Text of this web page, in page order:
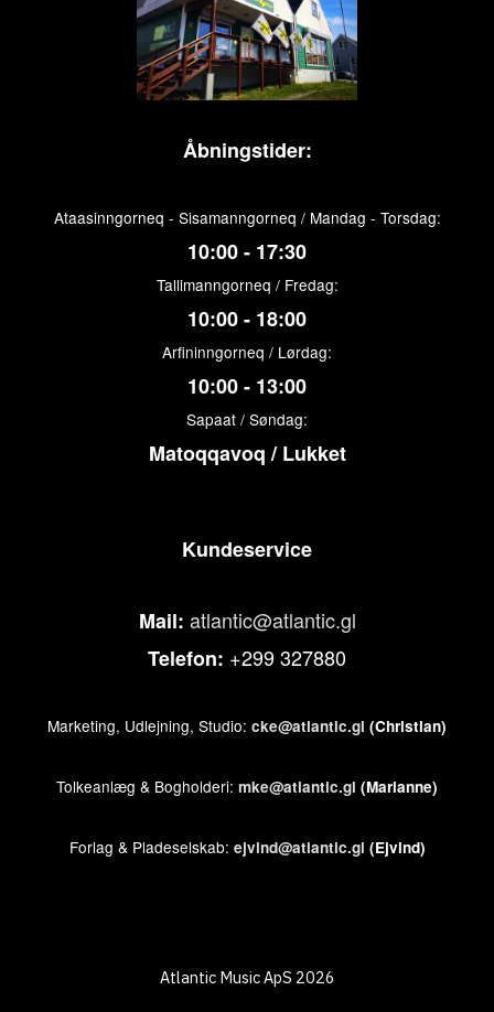
Åbningstider:
Ataasinngorneq - Sisamanngorneq / Mandag - Torsdag:
10:00 - 17:30
Tallimanngorneq / Fredag:
10:00 - 18:00
Arfininngorneq / Lørdag:
10:00 - 13:00
Sapaat / Søndag:
Matoqqavoq / Lukket
Kundeservice
Mail: atlantic@atlantic.gl
Telefon: +299 327880
Marketing, Udlejning, Studio: cke@atlantic.gl (Christian)
Tolkeanlæg & Bogholderi: mke@atlantic.gl (Marianne)
Forlag & Pladeselskab: ejvind@atlantic.gl (Ejvind)
Atlantic Music ApS 2026